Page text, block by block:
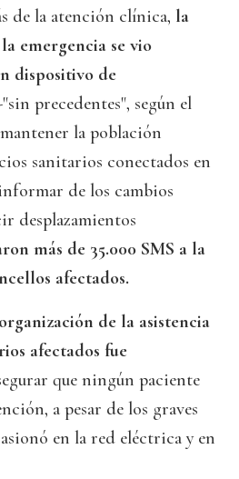
de la atención clínica, la
emergencia se vio
dispositivo de
precedentes", según el
la población
sanitarios conectados en
de los cambios
desplazamientos
más de 35.000 SMS a la
afectados.
de la asistencia
afectados fue
que ningún paciente
a pesar de los graves
en la red eléctrica y en